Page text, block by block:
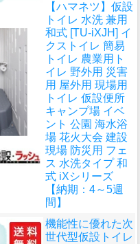
【ハマネツ】仮設
トイレ 水洗 兼用
和式 [TU-iXJH] イ
クストイレ 簡易
トイレ 農業用ト
イレ 野外用 災害
用 屋外用 現場用
トイレ 仮設便所
キャンプ場 イベ
ント 公園 海水浴
場 花火大会 建設
現場 防災用 フェ
ス 水洗タイプ 和
式 iXシリーズ
【納期：4～5週
間】
機能性に優れた次
世代型仮設トイレ